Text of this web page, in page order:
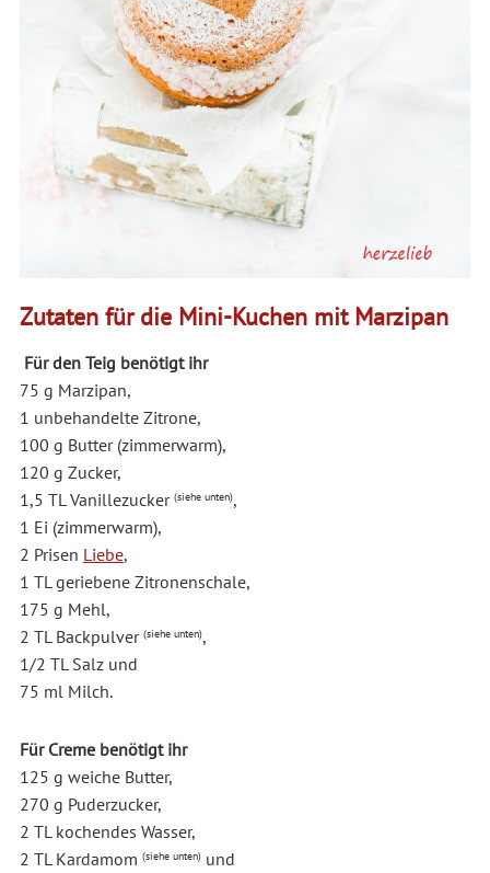
Zutaten für die Mini-Kuchen mit Marzipan
Für den Teig benötigt ihr
75 g Marzipan,
1 unbehandelte Zitrone,
100 g Butter (zimmerwarm),
120 g Zucker,
1,5 TL Vanillezucker (siehe unten),
1 Ei (zimmerwarm),
2 Prisen Liebe,
1 TL geriebene Zitronenschale,
175 g Mehl,
2 TL Backpulver (siehe unten),
1/2 TL Salz und
75 ml Milch.
Für Creme benötigt ihr
125 g weiche Butter,
270 g Puderzucker,
2 TL kochendes Wasser,
2 TL Kardamom (siehe unten)und